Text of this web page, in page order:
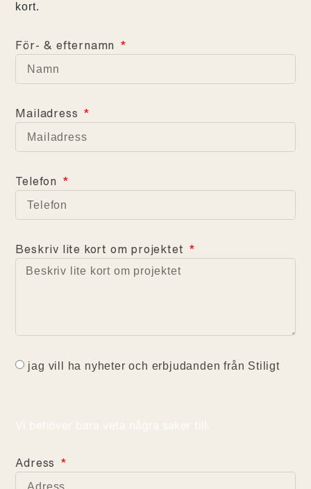
kort.
För- & efternamn
Mailadress
Telefon
Beskriv lite kort om projektet
jag vill ha nyheter och erbjudanden från Stiligt
Vi behöver bara veta några saker till.
Adress